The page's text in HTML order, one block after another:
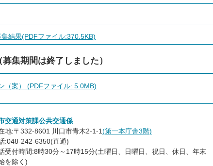
結果(PDFファイル:370.5KB)
集期間は終了しました）
（案） (PDFファイル: 5.0MB)
交通対策課公共交通係
地:〒332-8601 川口市青木2-1-1(第一本庁舎3階)
:048-242-6350(直通)
受付時間:8時30分～17時15分(土曜日、日曜日、祝日、休日、年末
を除く)